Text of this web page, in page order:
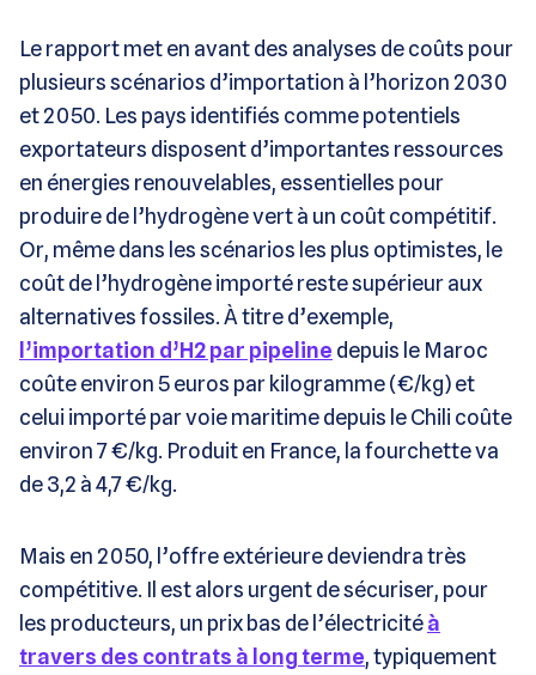
Le rapport met en avant des analyses de coûts pour
plusieurs scénarios d’importation à l’horizon 2030
et 2050. Les pays identifiés comme potentiels
exportateurs disposent d’importantes ressources
en énergies renouvelables, essentielles pour
produire de l’hydrogène vert à un coût compétitif.
Or, même dans les scénarios les plus optimistes, le
coût de l’hydrogène importé reste supérieur aux
alternatives fossiles. À titre d’exemple,
l’importation d’H2 par pipeline depuis le Maroc
coûte environ 5 euros par kilogramme (€/kg) et
celui importé par voie maritime depuis le Chili coûte
environ 7 €/kg. Produit en France, la fourchette va
de 3,2 à 4,7 €/kg.
Mais en 2050, l’offre extérieure deviendra très
compétitive. Il est alors urgent de sécuriser, pour
les producteurs, un prix bas de l’électricitéà
travers des contrats à long terme, typiquement